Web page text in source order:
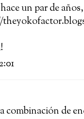
un par de
combinación de